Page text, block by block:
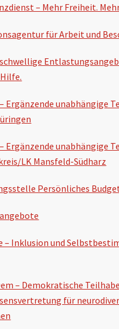
– Mehr Freiheit.
für Arbeit und
Ergänzende unabhängige
Ergänzende unabhängige
LK Mansfeld-Südharz
Persönliches
– Inklusion und
– Demokratische
für